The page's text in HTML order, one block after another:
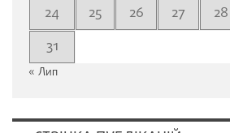
24
25 26 27 28
31
« Лип